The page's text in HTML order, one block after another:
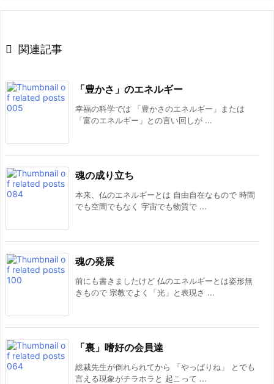
 関連記事
「豊かさ」のエネルギー
幸福の科学では 「豊かさのエネルギー」または
「富のエネルギー」との言い回しが ...
魂の成り立ち
本来、仏のエネルギーとは 自由自在なもので 時間
でも空間でもなく 宇宙でも物質で ...
魂の発展
前にも書きましたけど 仏のエネルギーとは姿形無
きもので 宗教でよく「光」と表現さ ...
「裏」嗜好の会員達
総裁先生が倒れられてから 「やっぱりね」 とでも
言える現象がチラホラと 起こって ...